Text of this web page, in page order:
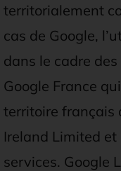
territorialement
cas de Google,
dans le cadre
Google France
territoire français
Ireland Limited
services. Google